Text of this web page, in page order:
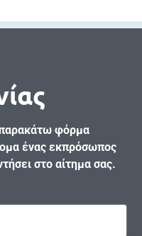
φόρμα
ένας εκπρόσωπος
στο αίτημα σας.